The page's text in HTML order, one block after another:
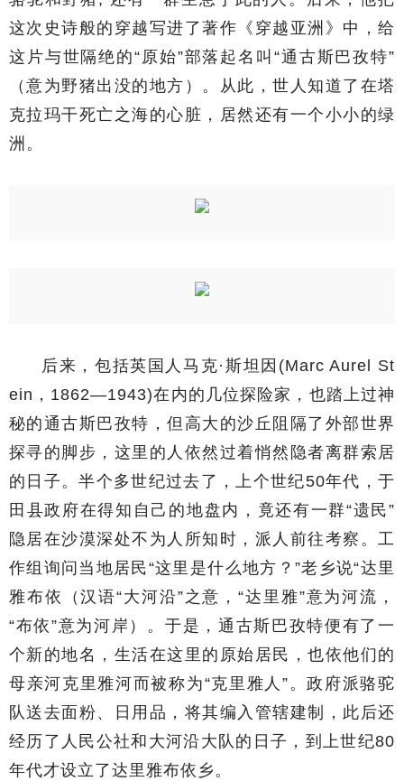
这次史诗般的穿越写进了著作《穿越亚洲》中，给
这片与世隔绝的“原始”部落起名叫“通古斯巴孜特”
（意为野猪出没的地方）。从此，世人知道了在塔
克拉玛干死亡之海的心脏，居然还有一个小小的绿
洲。
后来，包括英国人马克·斯坦因(Marc Aurel St
ein，1862—1943)在内的几位探险家，也踏上过神
秘的通古斯巴孜特，但高大的沙丘阻隔了外部世界
探寻的脚步，这里的人依然过着悄然隐者离群索居
的日子。半个多世纪过去了，上个世纪50年代，于
田县政府在得知自己的地盘内，竟还有一群“遗民”
隐居在沙漠深处不为人所知时，派人前往考察。工
作组询问当地居民“这里是什么地方？”老乡说“达里
雅布依（汉语“大河沿”之意，“达里雅”意为河流，
“布依”意为河岸）。于是，通古斯巴孜特便有了一
个新的地名，生活在这里的原始居民，也依他们的
母亲河克里雅河而被称为“克里雅人”。政府派骆驼
队送去面粉、日用品，将其编入管辖建制，此后还
经历了人民公社和大河沿大队的日子，到上世纪80
年代才设立了达里雅布依乡。